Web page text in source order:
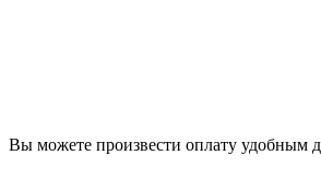
Вы можете произвести оплату удобным